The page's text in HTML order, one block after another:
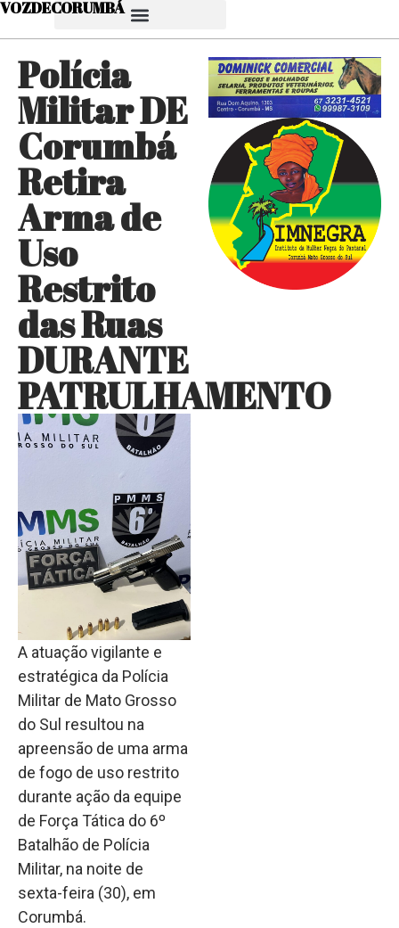
VOZDECORUMBÁ
Polícia
Militar DE
Corumbá
Retira
Arma de
Uso
Restrito
das Ruas
DURANTE
PATRULHAMENTO
A atuação vigilante e
estratégica da Polícia
Militar de Mato Grosso
do Sul resultou na
apreensão de uma arma
de fogo de uso restrito
durante ação da equipe
de Força Tática do 6º
Batalhão de Polícia
Militar, na noite de
sexta-feira (30), em
Corumbá.